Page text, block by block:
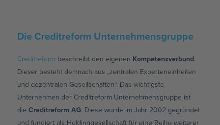
Die Creditreform Unternehmensgruppe
Creditreform beschreibt den eigenen Kompetenzverbund.
Dieser besteht demnach aus „zentralen Experteneinheiten
und dezentralen Gesellschaften“. Das wichtigste
Unternehmen der Creditreform Unternehmensgruppe ist
dieCreditreform AG. Diese wurde im Jahr 2002 gegründet
und fungiert als Holdinggesellschaft für eine Reihe weiterer